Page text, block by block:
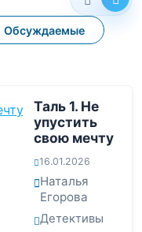
Обсуждаемые
Таль 1. Не
упустить
свою мечту
16.01.2026
Наталья
Егорова
Детективы